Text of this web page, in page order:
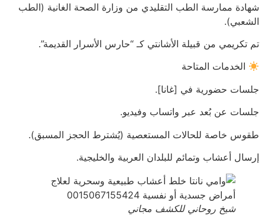
شهادة ممارسة الطب التقليدي من وزارة الصحة الغانية (الطب
الشعبي).
تم تكريمي من قبيلة الأشانتي كـ “حارس الأسرار القديمة”.
الخدمات المتاحة
جلسات حضورية في [غانا].
جلسات عن بُعد عبر واتساب وفيديو.
طقوس خاصة للحالات المستعصية (يُشترط الحجز المسبق).
إرسال أعشاب وتمائم للبلدان العربية والخليجية.
شيخ روحاني للكشف مجاني